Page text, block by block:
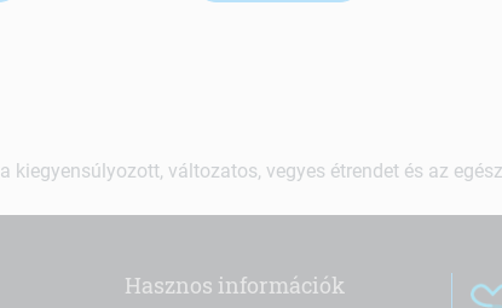
változatos, vegyes étrendet és az
Hasznos információk